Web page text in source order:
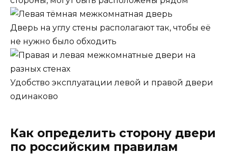
Дверь на углу стены располагают так, чтобы её
не нужно было обходить
Удобство эксплуатации левой и правой двери
одинаково
Как определить сторону двери
по российским правилам